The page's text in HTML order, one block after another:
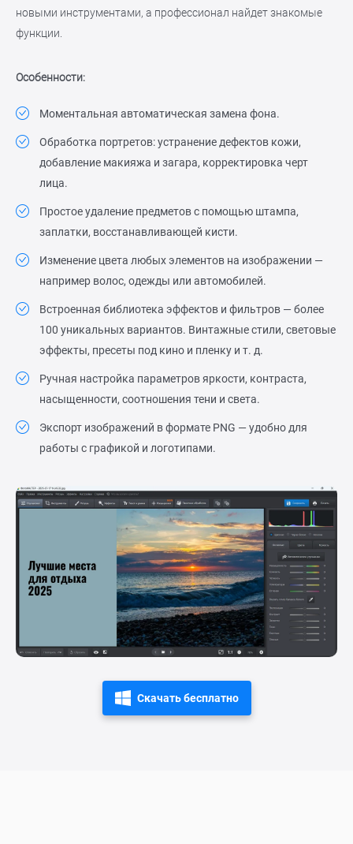
новыми инструментами, а профессионал найдет знакомые
функции.
Особенности:
Моментальная автоматическая замена фона.
Обработка портретов: устранение дефектов кожи,
добавление макияжа и загара, корректировка черт
лица.
Простое удаление предметов с помощью штампа,
заплатки, восстанавливающей кисти.
Изменение цвета любых элементов на изображении —
например волос, одежды или автомобилей.
Встроенная библиотека эффектов и фильтров — более
100 уникальных вариантов. Винтажные стили, световые
эффекты, пресеты под кино и пленку и т. д.
Ручная настройка параметров яркости, контраста,
насыщенности, соотношения тени и света.
Экспорт изображений в формате PNG — удобно для
работы с графикой и логотипами.
Скачать бесплатно